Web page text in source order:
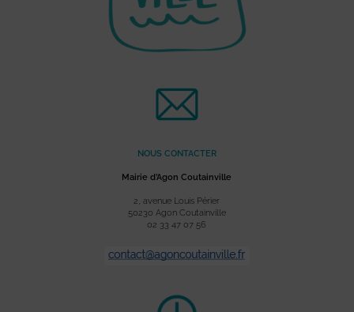
NOUS CONTACTER
Mairie d’Agon Coutainville
2, avenue Louis Périer
50230 Agon Coutainville
02 33 47 07 56